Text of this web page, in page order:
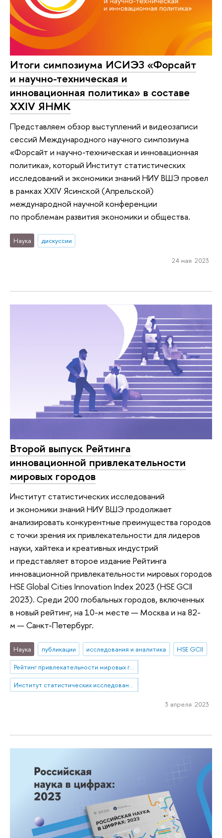
Итоги симпозиума ИСИЭЗ «Форсайт
и научно-техническая и
инновационная политика» в составе
XXIV ЯНМК
Представляем обзор выступлений и видеозаписи
сессий Международного научного симпозиума
«Форсайт и научно-техническая и инновационная
политика», который Институт статистических
исследований и экономики знаний НИУ ВШЭ провел
в рамках XXIV Ясинской (Апрельской)
международной научной конференции
по проблемам развития экономики и общества.
Наука дискуссии
24 мая 2023
Второй выпуск Рейтинга
инновационной привлекательности
мировых городов
Институт статистических исследований
и экономики знаний НИУ ВШЭ продолжает
анализировать конкурентные преимущества городов
с точки зрения их привлекательности для лидеров
науки, хайтека и креативных индустрий
и представляет второе издание Рейтинга
инновационной привлекательности мировых городов
HSE Global Cities Innovation Index 2023 (HSE GCII
2023). Среди 200 глобальных городов, включенных
в новый рейтинг, на 10-м месте — Москва и на 82-
м — Санкт-Петербург.
Наука публикации исследования и аналитика
HSE GCII
Рейтинг привлекательности мировых городов
Институт статистических исследований и экономики знаний
3 апреля 2023